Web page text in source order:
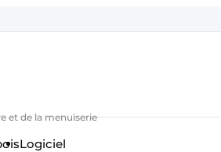
et de la menuiserie
Logiciel